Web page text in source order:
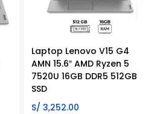
Laptop Lenovo V15 G4
AMN 15.6″ AMD Ryzen 5
7520U 16GB DDR5 512GB
SSD
S/ 3,252.00